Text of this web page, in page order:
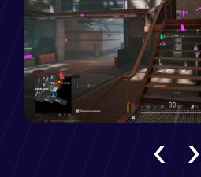
‹ ›